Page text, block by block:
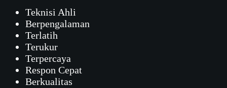
Teknisi Ahli
Berpengalaman
Terlatih
Terukur
Terpercaya
Respon Cepat
Berkualitas